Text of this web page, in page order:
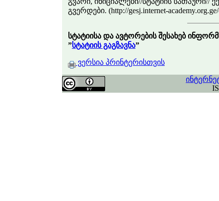
გვერდები. (http://gesj.internet-
სტატიისა და ავტორების შესახებ
”სტატიის გაგზავნა”
ვერსია პრინტერისთვის